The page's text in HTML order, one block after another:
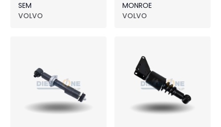
SEM
VOLVO
MONROE
VOLVO